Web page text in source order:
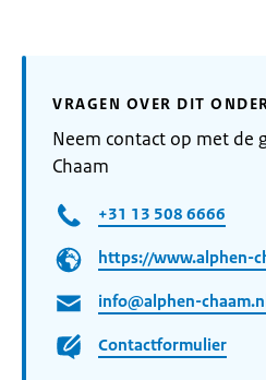
VRAGEN OVER DIT
Neem contact op met de
Chaam
+31 13 508 6666
https://www.alphen-
info@alphen-chaam.nl
Contactformulier